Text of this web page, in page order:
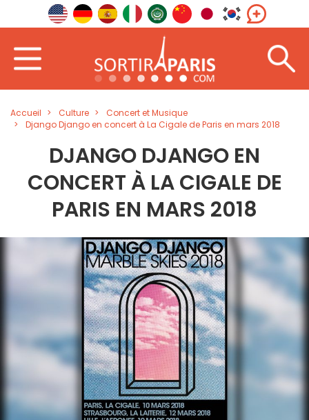
Accueil Culture
Concert et Musique
Django Django en concert à La Cigale de Paris en mars 2018
DJANGO DJANGO EN
CONCERT À LA CIGALE DE
PARIS EN MARS 2018